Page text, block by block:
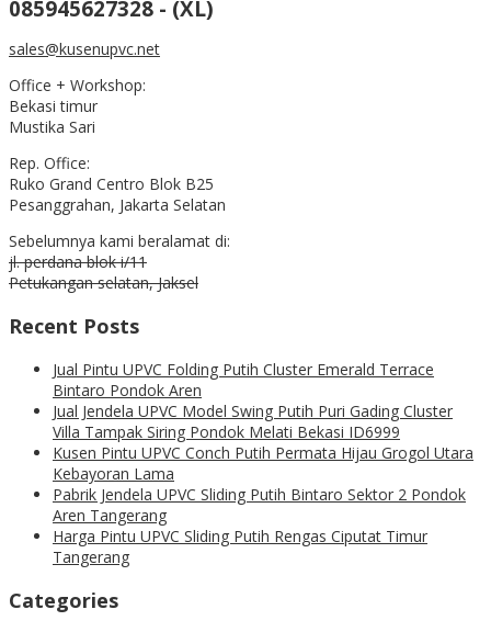
085945627328 - (XL)
sales@kusenupvc.net
Office + Workshop:
Bekasi timur
Mustika Sari
Rep. Office:
Ruko Grand Centro Blok B25
Pesanggrahan, Jakarta Selatan
Sebelumnya kami beralamat di:
jl. perdana blok i/11
Petukangan selatan, Jaksel
Recent Posts
Jual Pintu UPVC Folding Putih Cluster Emerald Terrace
Bintaro Pondok Aren
Jual Jendela UPVC Model Swing Putih Puri Gading Cluster
Villa Tampak Siring Pondok Melati Bekasi ID6999
Kusen Pintu UPVC Conch Putih Permata Hijau Grogol Utara
Kebayoran Lama
Pabrik Jendela UPVC Sliding Putih Bintaro Sektor 2 Pondok
Aren Tangerang
Harga Pintu UPVC Sliding Putih Rengas Ciputat Timur
Tangerang
Categories